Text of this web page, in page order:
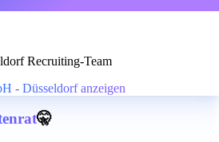
Recruiting-Team
- Düsseldorf anzeigen
🤫